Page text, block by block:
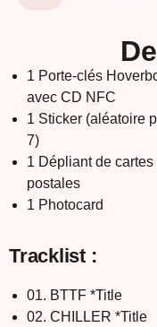
1 Porte-clés
avec CD NFC
1 Sticker (aléatoire
7)
1 Dépliant de cartes
postales
1 Photocard
Tracklist :
01. BTTF *Title
02. CHILLER *Title